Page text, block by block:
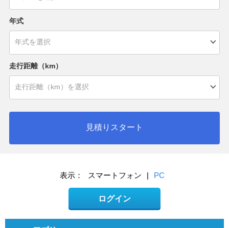
年式
走行距離（km）
見積りスタート
表示： スマートフォン | PC
ログイン